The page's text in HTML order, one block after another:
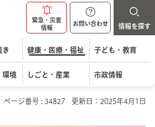
緊急・災害
情報
お問い合わせ 情報を探す
き 健康・医療・福祉 子ども・教育
環境 しごと・産業 市政情報
ページ番号 : 34827 更新日：2025年4月1日